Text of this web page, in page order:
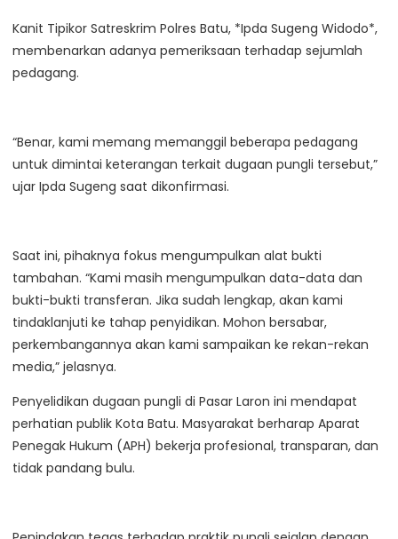
Kanit Tipikor Satreskrim Polres Batu, *Ipda Sugeng Widodo*,
membenarkan adanya pemeriksaan terhadap sejumlah
pedagang.
“Benar, kami memang memanggil beberapa pedagang
untuk dimintai keterangan terkait dugaan pungli tersebut,”
ujar Ipda Sugeng saat dikonfirmasi.
Saat ini, pihaknya fokus mengumpulkan alat bukti
tambahan. “Kami masih mengumpulkan data-data dan
bukti-bukti transferan. Jika sudah lengkap, akan kami
tindaklanjuti ke tahap penyidikan. Mohon bersabar,
perkembangannya akan kami sampaikan ke rekan-rekan
media,” jelasnya.
Penyelidikan dugaan pungli di Pasar Laron ini mendapat
perhatian publik Kota Batu. Masyarakat berharap Aparat
Penegak Hukum (APH) bekerja profesional, transparan, dan
tidak pandang bulu.